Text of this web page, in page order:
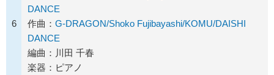
6
DANCE
作曲： G-DRAGON/Shoko Fujibayashi/KOMU/DAISHI
DANCE
編曲：川田 千春
楽器：ピアノ